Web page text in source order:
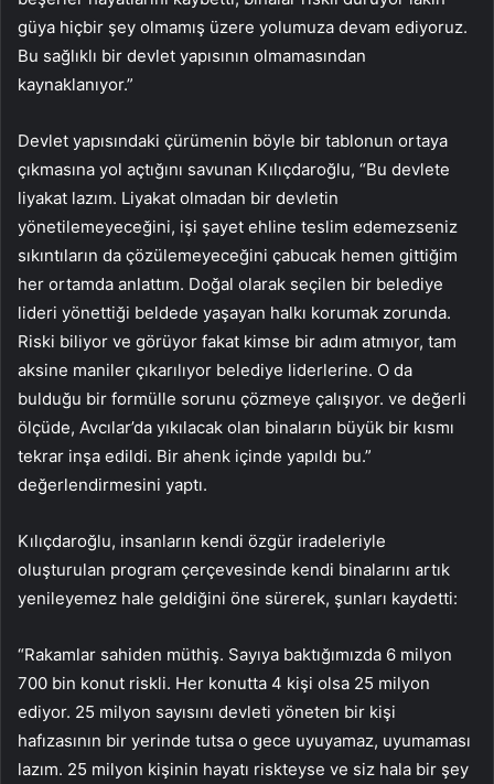
güya hiçbir şey olmamış üzere yolumuza devam ediyoruz.
Bu sağlıklı bir devlet yapısının olmamasından
kaynaklanıyor.”
Devlet yapısındaki çürümenin böyle bir tablonun ortaya
çıkmasına yol açtığını savunan Kılıçdaroğlu, “Bu devlete
liyakat lazım. Liyakat olmadan bir devletin
yönetilemeyeceğini, işi şayet ehline teslim edemezseniz
sıkıntıların da çözülemeyeceğini çabucak hemen gittiğim
her ortamda anlattım. Doğal olarak seçilen bir belediye
lideri yönettiği beldede yaşayan halkı korumak zorunda.
Riski biliyor ve görüyor fakat kimse bir adım atmıyor, tam
aksine maniler çıkarılıyor belediye liderlerine. O da
bulduğu bir formülle sorunu çözmeye çalışıyor. ve değerli
ölçüde, Avcılar’da yıkılacak olan binaların büyük bir kısmı
tekrar inşa edildi. Bir ahenk içinde yapıldı bu.”
değerlendirmesini yaptı.
Kılıçdaroğlu, insanların kendi özgür iradeleriyle
oluşturulan program çerçevesinde kendi binalarını artık
yenileyemez hale geldiğini öne sürerek, şunları kaydetti:
“Rakamlar sahiden müthiş. Sayıya baktığımızda 6 milyon
700 bin konut riskli. Her konutta 4 kişi olsa 25 milyon
ediyor. 25 milyon sayısını devleti yöneten bir kişi
hafızasının bir yerinde tutsa o gece uyuyamaz, uyumaması
lazım. 25 milyon kişinin hayatı riskteyse ve siz hala bir şey